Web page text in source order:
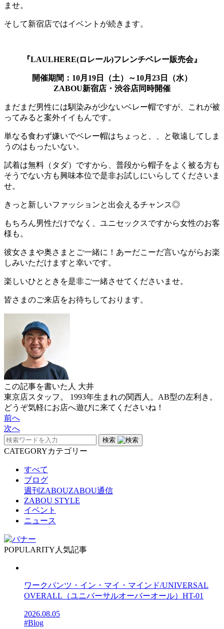
ませ。
そして新宿店ではイベントが続きます。
『LAULHERE(ロレール)フレンチベレー販売会』
開催期間：10月19日（土）～10月23日（水）
ZABOU新宿店・渋谷店同時開催
まだまだ男性には馴染みが少ないベレー帽ですが、これが被
ってみると案外イイもんです。
単なる食わず嫌いでベレー帽はちょっと、、と敬遠してしま
うのはもったいない。
試着は無料（タダ）ですから、普段から帽子をよく被る方も
そうでない方も興味本位で是非お試しにいらしてくださいま
せ。
きっと新しいファッションと出会えるチャンス◎
もちろん男性だけでなく、ユニセックスですから女性のお客
様も。
彼女さまや奥さまとご一緒に！あーだこーだ言いながらお楽
しみいただけますと幸いです。
楽しいひとときを是非ご一緒させてくださいませ。
皆さまのご来店をお待ちしております。
この記事を書いた人 大井
東京店スタッフ。 1993年生まれの関西人。AB型の左利き。
どうぞ気軽にお店へ遊びに来てくださいね！
前へ
次へ
検索
CATEGORYカテゴリー
すべて
ブログ
週刊ZABOUZABOU通信
ZABOU STYLE
イベント
ニュース
POPULARITY 人気記事
ワークパンツ・イン・マイ・マインド/UNIVERSAL
OVERALL（ユニバーサルオーバーオール）HT-01
2026.08.05
#Blog